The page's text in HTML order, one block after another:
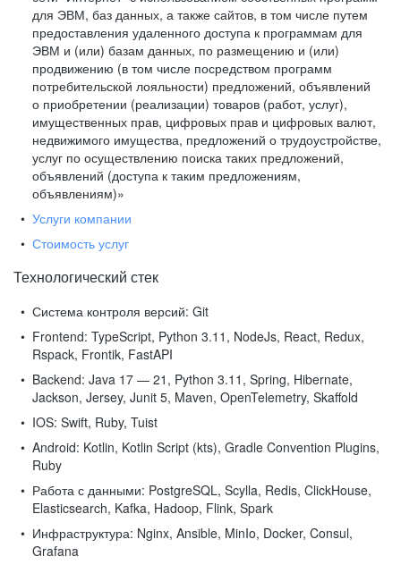
для ЭВМ, баз данных, а также сайтов, в том числе путем
предоставления удаленного доступа к программам для
ЭВМ и (или) базам данных, по размещению и (или)
продвижению (в том числе посредством программ
потребительской лояльности) предложений, объявлений
о приобретении (реализации) товаров (работ, услуг),
имущественных прав, цифровых прав и цифровых валют,
недвижимого имущества, предложений о трудоустройстве,
услуг по осуществлению поиска таких предложений,
объявлений (доступа к таким предложениям,
объявлениям)»
Услуги компании
Стоимость услуг
Технологический стек
Система контроля версий: Git
Frontend: TypeScript, Python 3.11, NodeJs, React, Redux,
Rspack, Frontik, FastAPI
Backend: Java 17 — 21, Python 3.11, Spring, Hibernate,
Jackson, Jersey, Junit 5, Maven, OpenTelemetry, Skaffold
IOS: Swift, Ruby, Tuist
Android: Kotlin, Kotlin Script (kts), Gradle Convention Plugins,
Ruby
Работа с данными: PostgreSQL, Scylla, Redis, ClickHouse,
Elasticsearch, Kafka, Hadoop, Flink, Spark
Инфраструктура: Nginx, Ansible, MinIo, Docker, Consul,
Grafana